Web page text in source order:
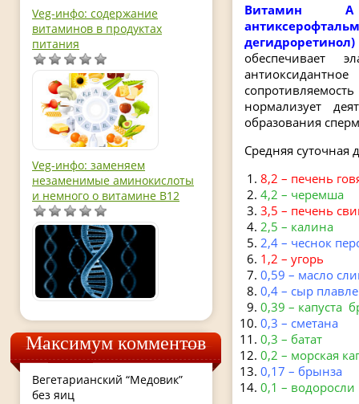
Veg-инфо: содержание
витаминов в продуктах
питания
Veg-инфо: заменяем
незаменимые аминокислоты
и немного о витамине В12
Максимум комментов
Вегетарианский “Медовик”
без яиц
Витамин А
дегидроретинол)
обеспечивает
нормализует
образования
Средняя суточная
8,2 – печень
4,2 – черемша
3,5 – печень
2,5 – калина
2,4 – чеснок
1,2 – угорь
0,59 – масло
0,4 – сыр
0,39 – капуста
0,3 – сметана
0,3 – батат
0,2 – морская
0,17 – брынза
0,1 – водоросли